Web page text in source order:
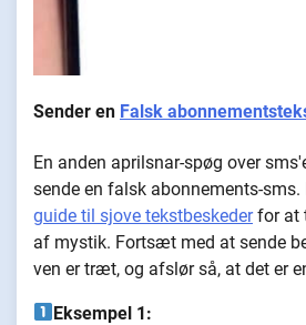
Sender en Falsk
En anden aprilsnar-spøg over
sende en falsk abonnements-
guide til sjove tekstbeskederfor at
af mystik. Fortsæt med at sende
ven er træt, og afslør så, at det er
Eksempel 1: